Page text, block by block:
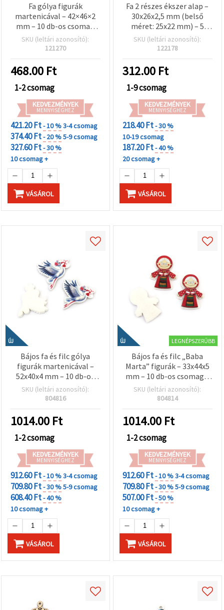
Fa gólya figurák
martenicával – 42×46×2
mm – 10 db-os csomag
(kreatív hobbi, kézműves
dekoráció)
SKU (leltári azonosító):
121270
468.00 Ft
1-2 csomag
KEDVEZMÉNYEK
MENNYISÉGHEZ
421.20 Ft- 10 %3-4 csomag
374.40 Ft- 20 %5-9 csomag
327.60 Ft- 30 %
10 csomag +
VÁSÁROL
Fa 2 részes ékszer alap –
30x26x2,5 mm (belső
méret: 25x22 mm) – 5
db/csomag, kreatív hobby
kellékekhez
SKU (leltári azonosító):
122178
312.00 Ft
1-9 csomag
KEDVEZMÉNYEK
MENNYISÉGHEZ
218.40 Ft- 30 %
10-19 csomag
187.20 Ft- 40 %
20 csomag +
VÁSÁROL
ÚJ
Bájos fa és filc gólya
figurák martenicával –
52x40x4 mm – 10 db-os
vegyes csomag
SKU (leltári azonosító):
804816
1014.00 Ft
1-2 csomag
KEDVEZMÉNYEK
MENNYISÉGHEZ
912.60 Ft- 10 %3-4 csomag
709.80 Ft- 30 %5-9 csomag
608.40 Ft- 40 %
10 csomag +
VÁSÁROL
ÚJ LEGNÉPSZERŰBB
Bájos fa és filc „Baba
Marta” figurák – 33x44x5
mm – 10 db-os csomag –
vegyes kreatív hobby
alapanyag
SKU (leltári azonosító):
804814
1014.00 Ft
1-2 csomag
KEDVEZMÉNYEK
MENNYISÉGHEZ
912.60 Ft- 10 %3-4 csomag
709.80 Ft- 30 %5-9 csomag
507.00 Ft- 50 %
10 csomag +
VÁSÁROL